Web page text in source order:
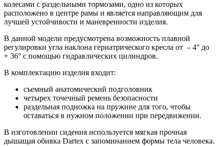
колесами с раздельными тормозами, одно из которых
расположено в центре рамы и является направляющим для
лучшей устойчивости и маневренности изделия.
В данной модели предусмотрена возможность плавной
регулировки угла наклона гериатрического кресла от – 4° до
+ 36° с помощью гидравлических цилиндров.
В комплектацию изделия входит:
съемный анатомический подголовник
четырех точечный ремень безопасности
раздельная подножка на пружине для того, чтобы
оставаться в нужном положении при передвижении.
В изготовлении сидения используется мягкая прочная
дышащая обивка Dartex с запоминанием формы тела человека.